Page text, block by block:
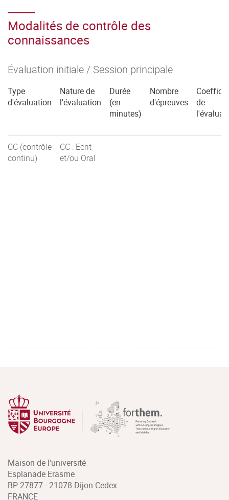
Modalités de contrôle des
connaissances
Évaluation initiale / Session principale
Type
d'évaluation
Nature de
l'évaluation
Durée
(en
minutes)
Nombre
d'épreuves
de
CC (contrôle
continu)
CC : Ecrit
et/ou Oral
Maison de l'université
Esplanade Erasme
BP 27877 - 21078 Dijon Cedex
FRANCE